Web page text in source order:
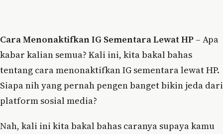
Cara Menonaktifkan IG Sementara Lewat HP – Apa
kabar kalian semua? Kali ini, kita bakal bahas
tentang cara menonaktifkan IG sementara lewat HP.
Siapa nih yang pernah pengen banget bikin jeda dari
platform sosial media?
Nah, kali ini kita bakal bahas caranya supaya kamu